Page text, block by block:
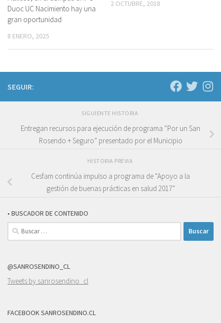
Duoc UC Nacimiento hay una
gran oportunidad
8 ENERO, 2025
2 OCTUBRE, 2018
SEGUIR:
SIGUIENTE HISTORIA
Entregan recursos para ejecución de programa “Por un San
Rosendo + Seguro” presentado por el Municipio
HISTORIA PREVIA
Cesfam continúa impulso a programa de “Apoyo a la
gestión de buenas prácticas en salud 2017”
• BUSCADOR DE CONTENIDO
Buscar:
@SANROSENDINO_CL
Tweets by sanrosendino_cl
FACEBOOK SANROSENDINO.CL